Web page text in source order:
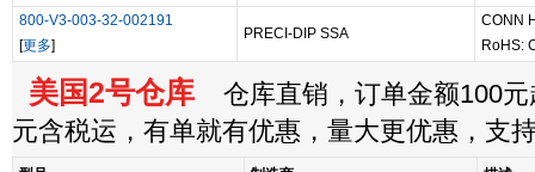
800-V3-003-32-002191
[更多]
PRECI-DIP SSA
CONN
RoHS:
美国2号仓库 仓库直销，订单金额100元
元含税运，有单就有优惠，量大更优惠，支